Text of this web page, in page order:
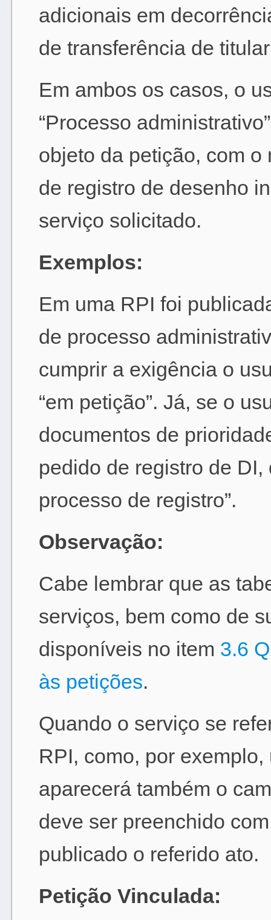
adicionais em
de transferência de
Em ambos os casos, o
“Processo
objeto da petição, com
de registro de desenho
serviço solicitado.
Exemplos:
Em uma RPI foi
de processo
cumprir a exigência o
“em petição”. Já, se o
documentos de
pedido de registro de
processo de registro”.
Observação:
Cabe lembrar que as
serviços, bem como de
disponíveis no item 3.6
às petições.
Quando o serviço se
RPI, como, por
aparecerá também o
deve ser preenchido
publicado o referido ato.
Petição Vinculada: